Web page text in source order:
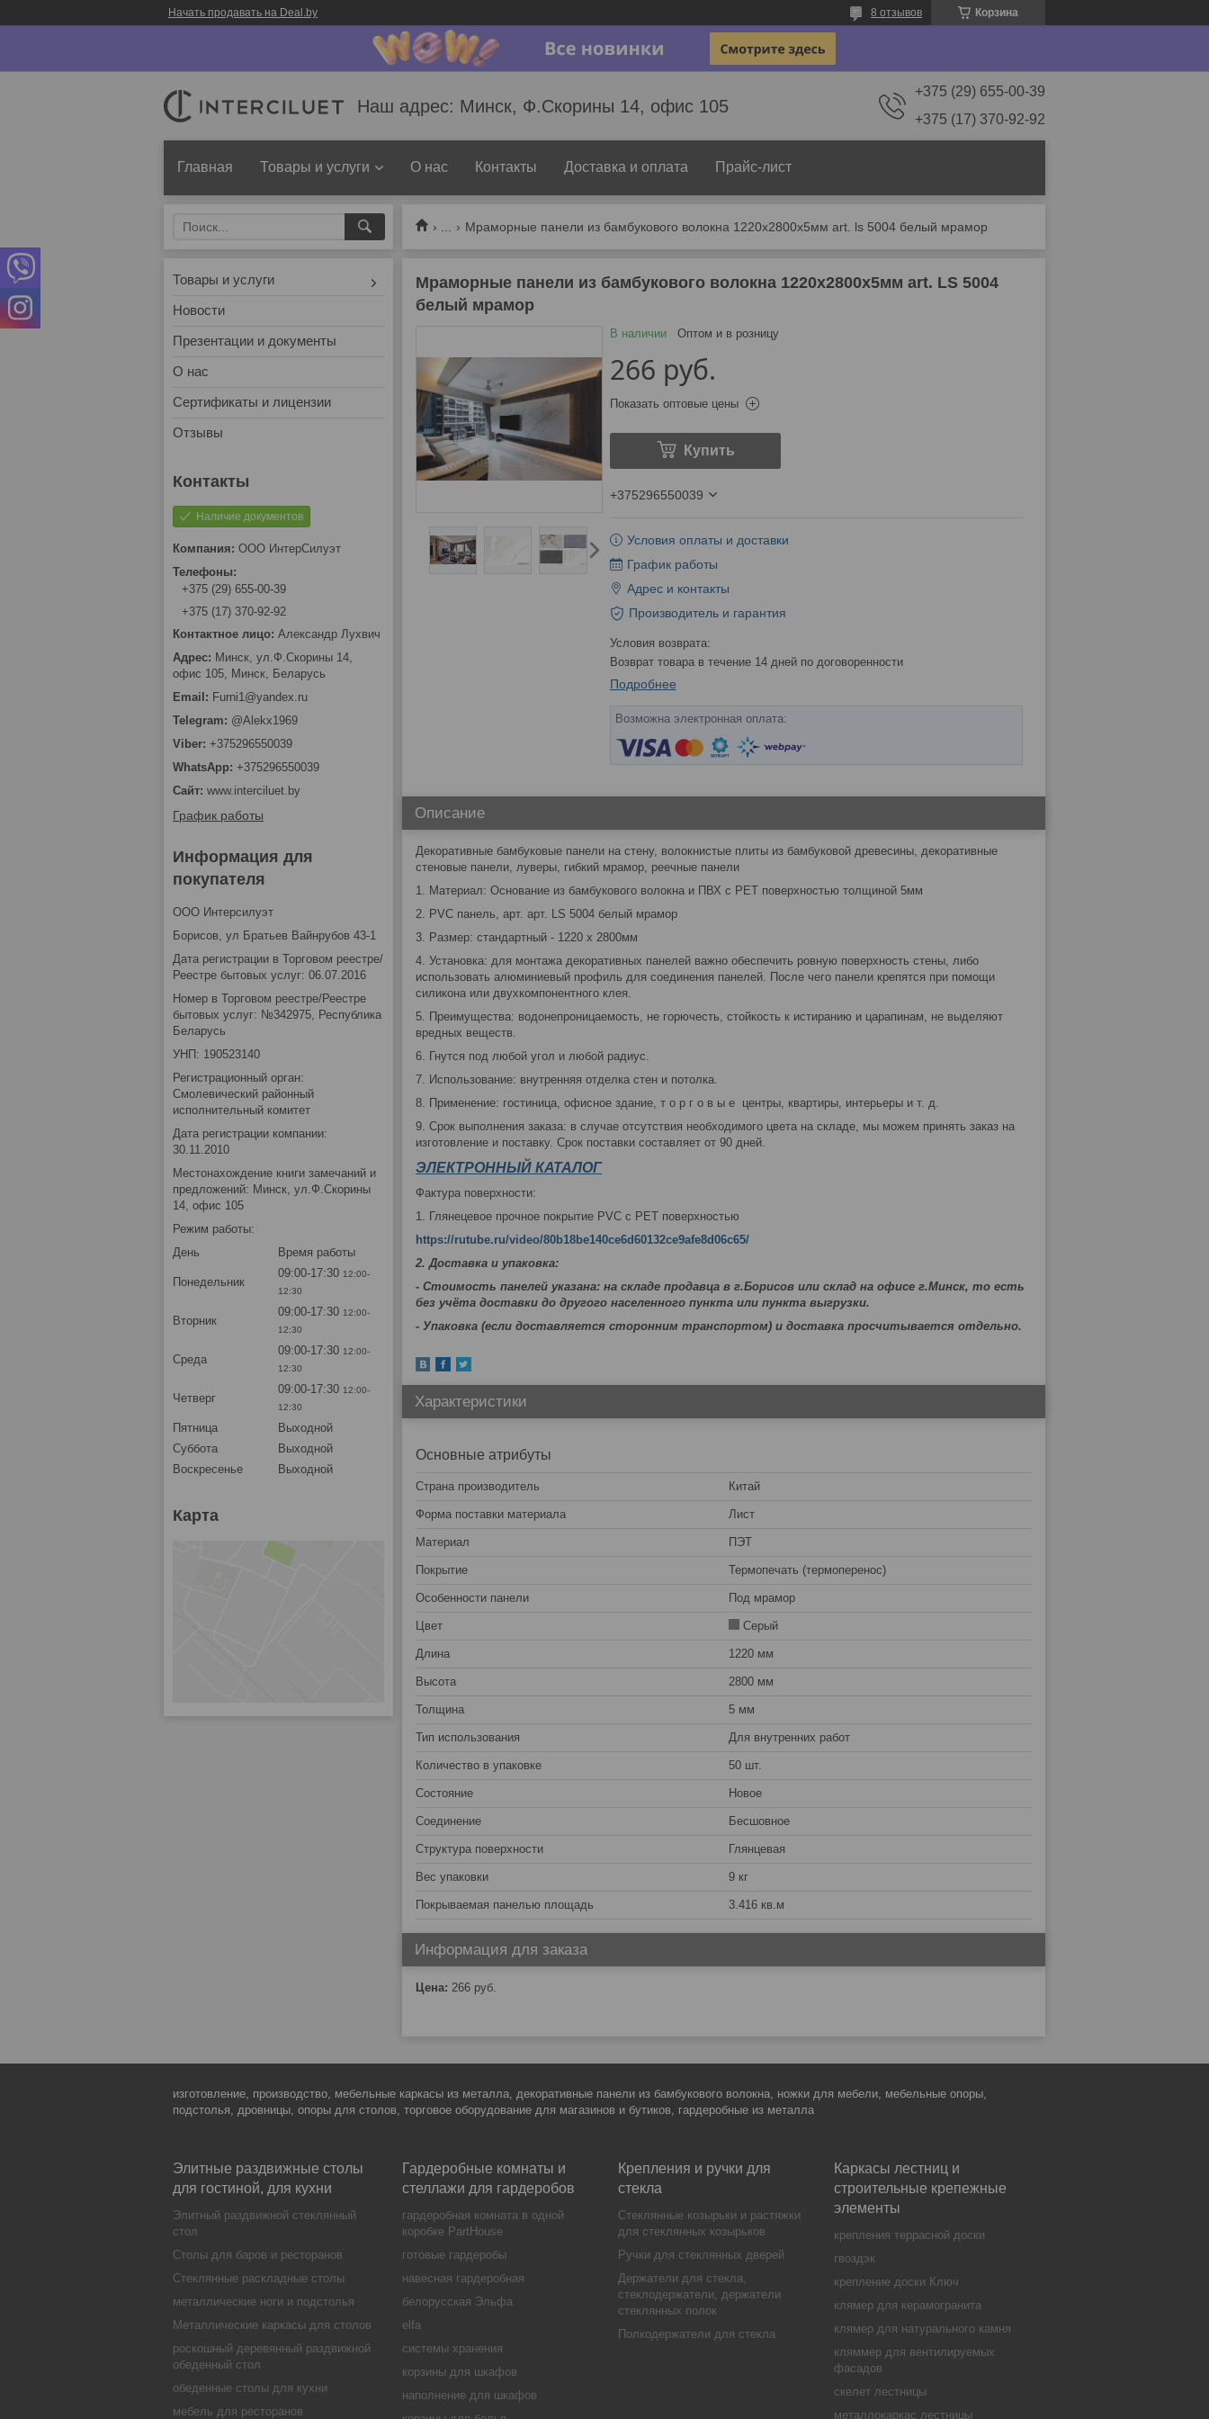
Начать продавать на Deal.by Корзина
8 отзывов
Наш адрес: Минск, Ф.Скорины 14, офис 105
+375 (29) 655-00-39
+375 (17) 370-92-92
Главная Товары и услуги О нас Контакты Доставка и оплата Прайс-лист
Мраморные панели из бамбукового волокна 1220х2800х5мм art. ls 5004 белый мрамор
Мраморные панели из бамбукового волокна 1220х2800х5мм art. LS 5004
белый мрамор
В наличии Оптом и в розницу
266 руб.
Показать оптовые цены
Купить
+375296550039
Условия оплаты и доставки
График работы
Адрес и контакты
Производитель и гарантия
возврат товара в течение 14 дней по договоренности
Подробнее
Описание
Декоративные бамбуковые панели на стену, волокнистые плиты из бамбуковой древесины, декоративные
стеновые панели, луверы, гибкий мрамор, реечные панели
1. Материал: Основание из бамбукового волокна и ПВХ c PET поверхностью толщиной 5мм
2. PVC панель, арт. арт. LS 5004 белый мрамор
3. Размер: стандартный - 1220 х 2800мм
4. Установка: для монтажа декоративных панелей важно обеспечить ровную поверхность стены, либо
использовать алюминиевый профиль для соединения панелей. После чего панели крепятся при помощи
силикона или двухкомпонентного клея.
5. Преимущества: водонепроницаемость, не горючесть, стойкость к истиранию и царапинам, не выделяют
вредных веществ.
6. Гнутся под любой угол и любой радиус.
7. Использование: внутренняя отделка стен и потолка.
8. Применение: гостиница, офисное здание, т о р г о в ы е центры, квартиры, интерьеры и т. д.
9. Срок выполнения заказа: в случае отсутствия необходимого цвета на складе, мы можем принять заказ на
изготовление и поставку. Срок поставки составляет от 90 дней.
ЭЛЕКТРОННЫЙ КАТАЛОГ
Фактура поверхности:
1. Глянецевое прочное покрытие PVC c PET поверхностью
https://rutube.ru/video/80b18be140ce6d60132ce9afe8d06c65/
2. Доставка и упаковка:
- Стоимость панелей указана: на складе продавца в г.Борисов или склад на офисе г.Минск, то есть
без учёта доставки до другого населенного пункта или пункта выгрузки.
- Упаковка (если доставляется сторонним транспортом) и доставка просчитывается отдельно.
Характеристики
Основные атрибуты
Страна производитель Китай
Форма поставки материала Лист
Материал ПЭТ
Покрытие Термопечать (термоперенос)
Особенности панели Под мрамор
Цвет Серый
Длина 1220 мм
Высота 2800 мм
Толщина 5 мм
Тип использования Для внутренних работ
Количество в упаковке 50 шт.
Состояние Новое
Соединение Бесшовное
Структура поверхности Глянцевая
Вес упаковки 9 кг
Покрываемая панелью площадь 3.416 кв.м
Информация для заказа
Цена: 266 руб.
Товары и услуги
Новости
Презентации и документы
О нас
Сертификаты и лицензии
Отзывы
Наличие документов
OOO ИнтерCилуэт
+375 (29) 655-00-39
+375 (17) 370-92-92
Александр Лухвич
Минск, ул.Ф.Скорины 14,
офис 105, Минск, Беларусь
Furni1@yandex.ru
@Alekx1969
+375296550039
+375296550039
www.interciluet.by
График работы
Информация для
покупателя
OOO Интерсилуэт
Борисов, ул Братьев Вайнрубов 43-1
Дата регистрации в Торговом реестре/
Реестре бытовых услуг: 06.07.2016
Номер в Торговом реестре/Реестре
бытовых услуг: №342975, Республика
Беларусь
УНП: 190523140
Регистрационный орган:
Смолевический районный
исполнительный комитет
Дата регистрации компании:
30.11.2010
Местонахождение книги замечаний и
предложений: Минск, ул.Ф.Скорины
14, офис 105
Режим работы:
День
Время работы
Понедельник
09:00-17:30 12:00-
12:30
Вторник
09:00-17:30 12:00-
12:30
Среда
09:00-17:30 12:00-
12:30
Четверг
09:00-17:30 12:00-
12:30
Пятница
Выходной
Суббота
Выходной
Воскресенье
Выходной
Карта
изготовление, производство, мебельные каркасы из металла, декоративные панели из бамбукового волокна, ножки для мебели, мебельные опоры,
подстолья, дровницы, опоры для столов, торговое оборудование для магазинов и бутиков, гардеробные из металла
Элитные раздвижные столы
для гостиной, для кухни
Элитный раздвижной стеклянный
стол
Столы для баров и ресторанов
Стеклянные раскладные столы
металлические ноги и подстолья
Металлические каркасы для столов
роскошный деревянный раздвижной
обеденный стол
обеденные столы для кухни
мебель для ресторанов
Гардеробные комнаты и
стеллажи для гардеробов
гардеробная комната в одной
коробке PartHouse
готовые гардеробы
навесная гардеробная
белорусская Эльфа
elfa
системы хранения
корзины для шкафов
наполнение для шкафов
Крепления и ручки для
стекла
Стеклянные козырьки и растяжки
для стеклянных козырьков
Ручки для стеклянных дверей
Держатели для стекла,
стеклодержатели, держатели
стеклянных полок
Полкодержатели для стекла
Каркасы лестниц и
строительные крепежные
элементы
крепления террасной доски
гвоздэк
крепление доски Ключ
клямер для керамогранита
клямер для натурального камня
кляммер для вентилируемых
фасадов
скелет лестницы
металлокаркас лестницы